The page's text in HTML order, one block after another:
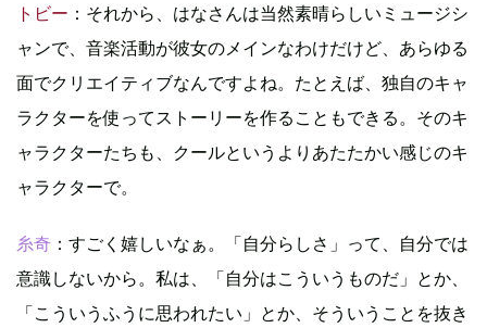
トビー ：それから、はなさんは当然素晴らしいミュージシ
ャンで、音楽活動が彼女のメインなわけだけど、あらゆる
面でクリエイティブなんですよね。たとえば、独自のキャ
ラクターを使ってストーリーを作ることもできる。そのキ
ャラクターたちも、クールというよりあたたかい感じのキ
ャラクターで。
糸奇 ：すごく嬉しいなぁ。「自分らしさ」って、自分では
意識しないから。私は、「自分はこういうものだ」とか、
「こういうふうに思われたい」とか、そういうことを抜き